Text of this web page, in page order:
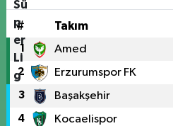
# Takım
1 Amed
2 Erzurumspor FK
3 Başakşehir
4 Kocaelispor